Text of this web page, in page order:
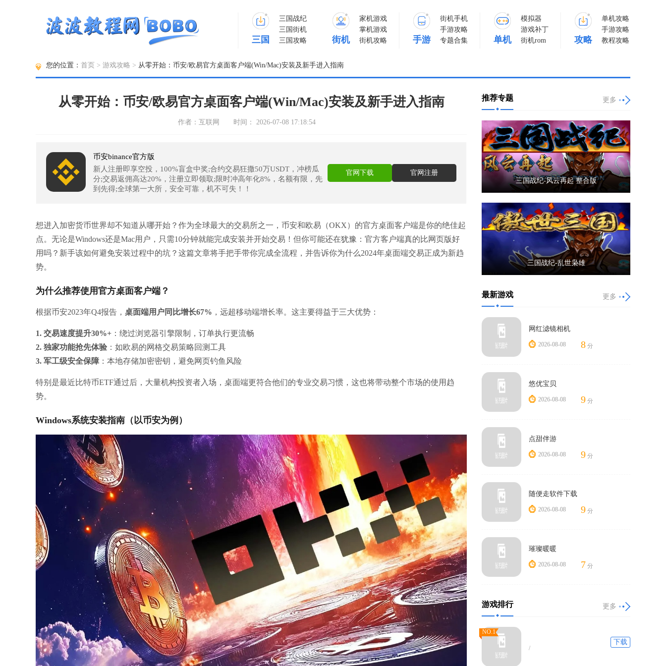
三国
三国战纪
三国街机
三国攻略
街机
家机游戏
掌机游戏
街机攻略
手游
街机手机
手游攻略
专题合集
单机
模拟器
游戏补丁
街机rom
攻略
单机攻略
手游攻略
教程攻略
您的位置： 首页 > 游戏攻略 > 从零开始：币安/欧易官方桌面客户端(Win/Mac)安装及新手进入指南
从零开始：币安/欧易官方桌面客户端(Win/Mac)安装及新手进入指南
作者：互联网 时间： 2026-07-08 17:18:54
币安binance官方版
新人注册即享空投，100%盲盒中奖;合约交易狂撒50万USDT，冲榜瓜
分;交易返佣高达20%，注册立即领取;限时冲高年化8%，名额有限，先
到先得;全球第一大所，安全可靠，机不可失！！
官网下载 官网注册
想进入加密货币世界却不知道从哪开始？作为全球最大的交易所之一，币安和欧易（OKX）的官方桌面客户端是你的绝佳起
点。无论是Windows还是Mac用户，只需10分钟就能完成安装并开始交易！但你可能还在犹豫：官方客户端真的比网页版好
用吗？新手该如何避免安装过程中的坑？这篇文章将手把手带你完成全流程，并告诉你为什么2024年桌面端交易正成为新趋
势。
为什么推荐使用官方桌面客户端？
根据币安2023年Q4报告， 桌面端用户同比增长67% ，远超移动端增长率。这主要得益于三大优势：
1. 交易速度提升30%+ ：绕过浏览器引擎限制，订单执行更流畅
2. 独家功能抢先体验 ：如欧易的网格交易策略回测工具
3. 军工级安全保障 ：本地存储加密密钥，避免网页钓鱼风险
特别是最近比特币ETF通过后，大量机构投资者入场，桌面端更符合他们的专业交易习惯，这也将带动整个市场的使用趋
势。
Windows系统安装指南（以币安为例）
推荐专题 更多
三国战纪-风云再起 整合版
三国战纪-乱世枭雄
最新游戏 更多
网红滤镜相机
2026-08-08 8 分
悠优宝贝
2026-08-08 9 分
点甜伴游
2026-08-08 9 分
随便走软件下载
2026-08-08 9 分
璀璨暖暖
2026-08-08 7 分
游戏排行 更多
NO.1
/
下载